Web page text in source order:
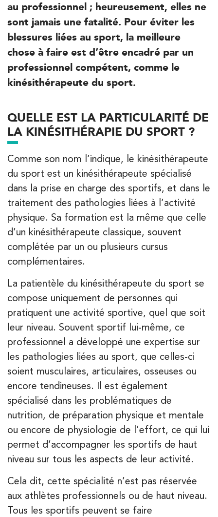
au professionnel ; heureusement, elles ne
sont jamais une fatalité. Pour éviter les
blessures liées au sport, la meilleure
chose à faire est d’être encadré par un
professionnel compétent, comme le
kinésithérapeute du sport.
QUELLE EST LA PARTICULARITÉ DE
LA KINÉSITHÉRAPIE DU SPORT ?
Comme son nom l’indique, le kinésithérapeute
du sport est un kinésithérapeute spécialisé
dans la prise en charge des sportifs, et dans le
traitement des pathologies liées à l’activité
physique. Sa formation est la même que celle
d’un kinésithérapeute classique, souvent
complétée par un ou plusieurs cursus
complémentaires.
La patientèle du kinésithérapeute du sport se
compose uniquement de personnes qui
pratiquent une activité sportive, quel que soit
leur niveau. Souvent sportif lui-même, ce
professionnel a développé une expertise sur
les pathologies liées au sport, que celles-ci
soient musculaires, articulaires, osseuses ou
encore tendineuses. Il est également
spécialisé dans les problématiques de
nutrition, de préparation physique et mentale
ou encore de physiologie de l’effort, ce qui lui
permet d’accompagner les sportifs de haut
niveau sur tous les aspects de leur activité.
Cela dit, cette spécialité n’est pas réservée
aux athlètes professionnels ou de haut niveau.
Tous les sportifs peuvent se faire
Entrez votre adresse afin de trouver le cabinet IK la plus
Filtrer les cabinets avec balnéothérapie
IK Châtenay-Malabry – 92
380 Av. de la Division Leclerc 92290
380 Av. de la Division Leclerc 92290 Châtenay-
01 43 50 05 24
PRENEZ RDV SUR
PRENEZ RDV SUR
IK Paris 16 – Trocadéro
8 Avenue de Camoens 75116 Paris
01 42 15 22 46
PRENEZ RDV SUR
PRENEZ RDV SUR
Kinésithérapie
IK Paris 15 – Ségur
12 Rue César Franck 75015 Paris
12 Rue César Franck 75015 Paris
01 43 31 00 33
PRENEZ RDV SUR
PRENEZ RDV SUR
Kinésithérapie
IK Paris 6 – Cassette
Kinésithérapie